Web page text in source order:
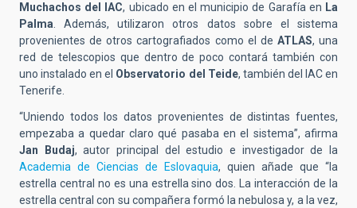
Muchachos del IAC, ubicado en el municipio de Garafía en La
Palma. Además, utilizaron otros datos sobre el sistema
provenientes de otros cartografiados como el de ATLAS, una
red de telescopios que dentro de poco contará también con
uno instalado en el Observatorio del Teide, también del IAC en
Tenerife.
“Uniendo todos los datos provenientes de distintas fuentes,
empezaba a quedar claro qué pasaba en el sistema”, afirma
Jan Budaj, autor principal del estudio e investigador de la
Academia de Ciencias de Eslovaquia, quien añade que “la
estrella central no es una estrella sino dos. La interacción de la
estrella central con su compañera formó la nebulosa y, a la vez,